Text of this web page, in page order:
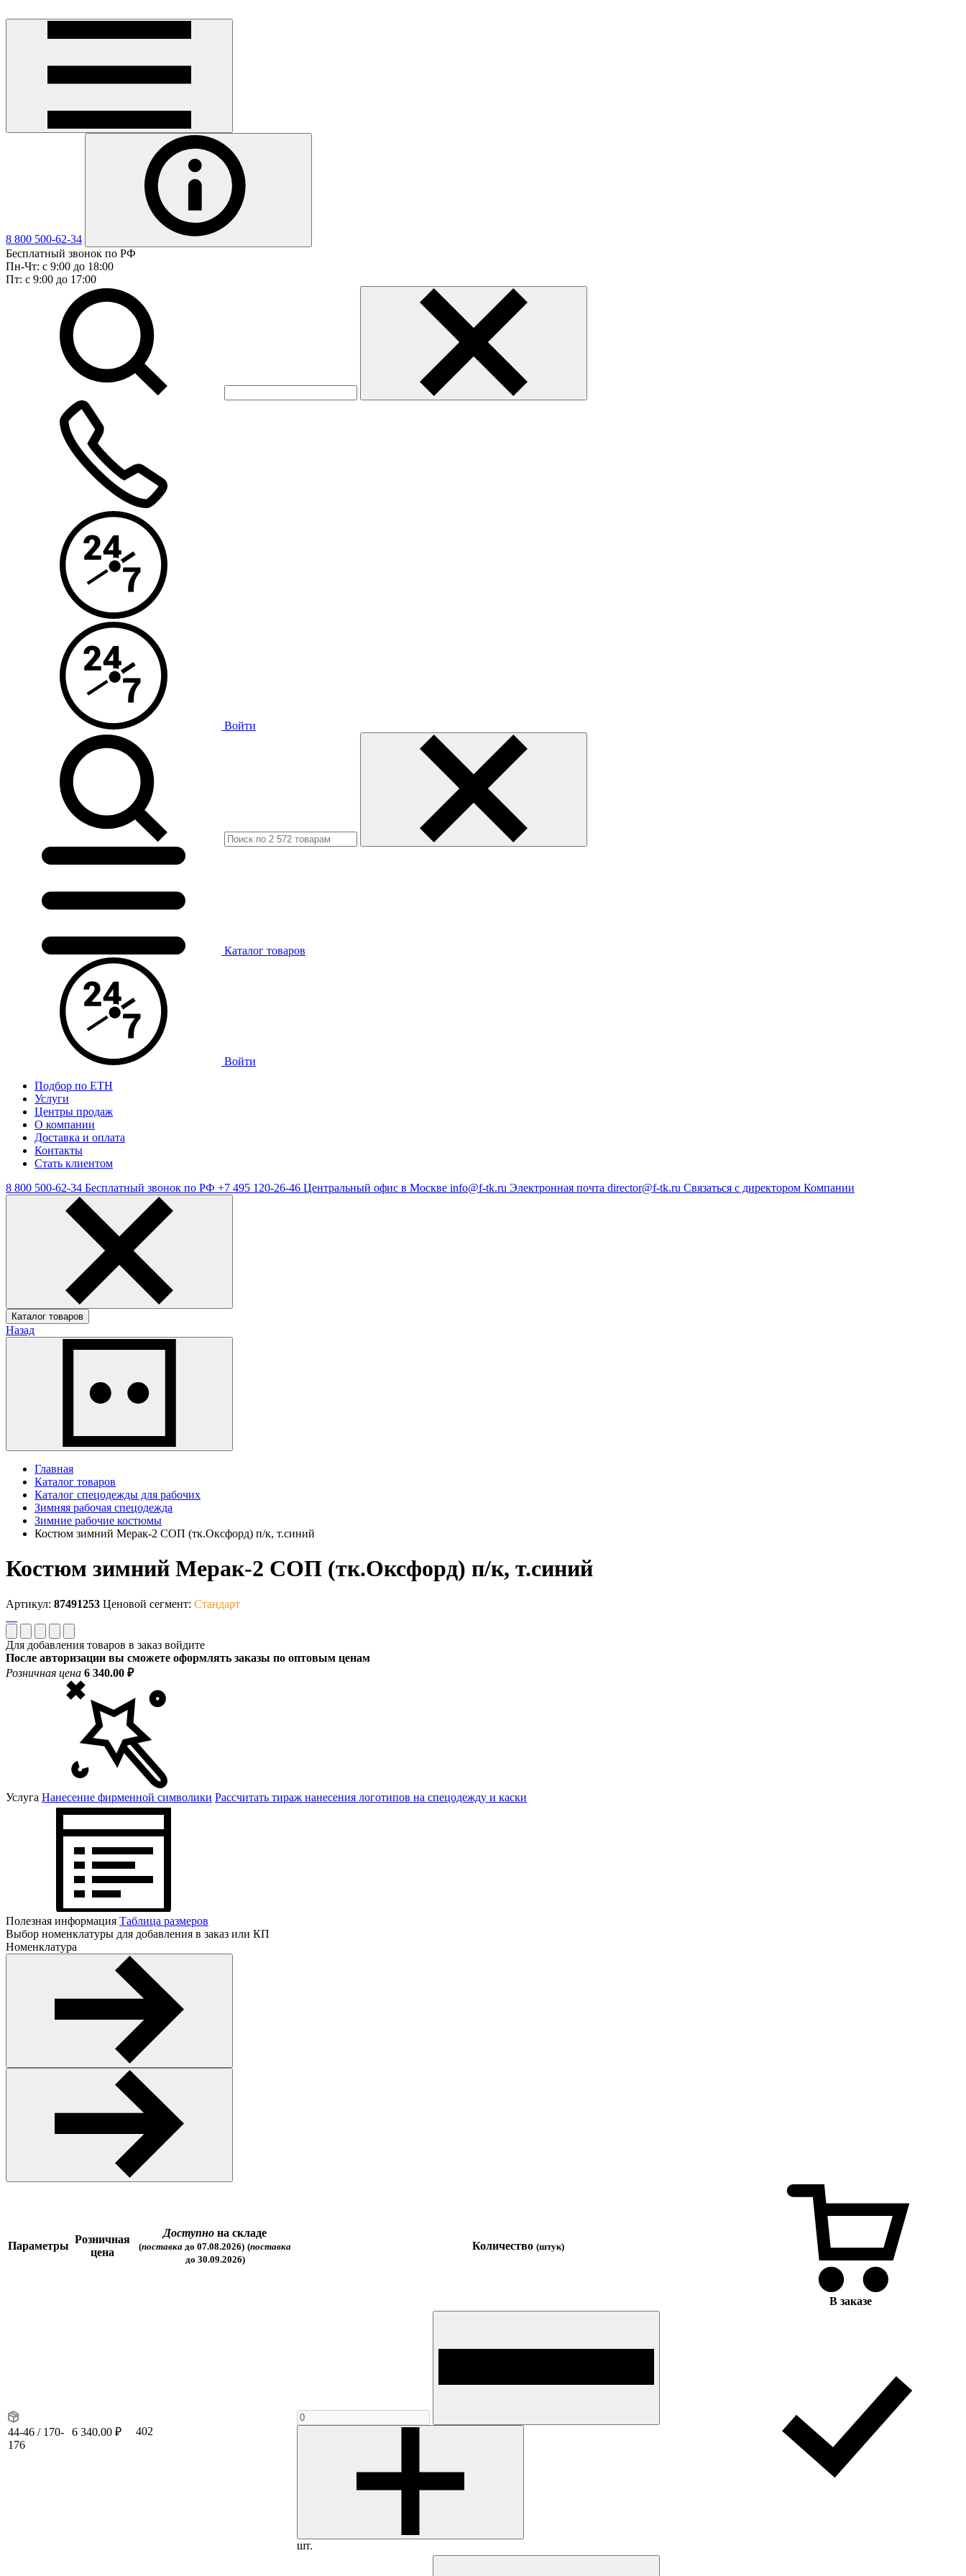
8 800 500-62-34
Бесплатный звонок по РФ
Пн-Чт: с 9:00 до 18:00
Пт: с 9:00 до 17:00
Войти
Каталог товаров
Войти
Подбор по ЕТН
Услуги
Центры продаж
О компании
Доставка и оплата
Контакты
Стать клиентом
8 800 500-62-34 Бесплатный звонок по РФ +7 495 120-26-46 Центральный офис в Москве info@f-tk.ru Электронная почта director@f-tk.ru Связаться с директором Компании
Каталог товаров
Назад
Главная
Каталог товаров
Каталог спецодежды для рабочих
Зимняя рабочая спецодежда
Зимние рабочие костюмы
Костюм зимний Мерак-2 СОП (тк.Оксфорд) п/к, т.синий
Костюм зимний Мерак-2 СОП (тк.Оксфорд) п/к, т.синий
Артикул: 87491253 Ценовой сегмент: Стандарт
Для добавления товаров в заказ войдите
После авторизации вы сможете оформлять заказы по оптовым ценам
Розничная цена 6 340.00 ₽
Услуга Нанесение фирменной символики Рассчитать тираж нанесения логотипов на спецодежду и каски
Полезная информация Таблица размеров
Выбор номенклатуры для добавления в заказ или КП
Номенклатура
Параметры
Розничная
цена
Доступно на складе
(поставка до 07.08.2026) (поставка
до 30.09.2026)
Количество (штук)
В заказе
44-46 / 170-
176
6 340.00 ₽ 402
шт.